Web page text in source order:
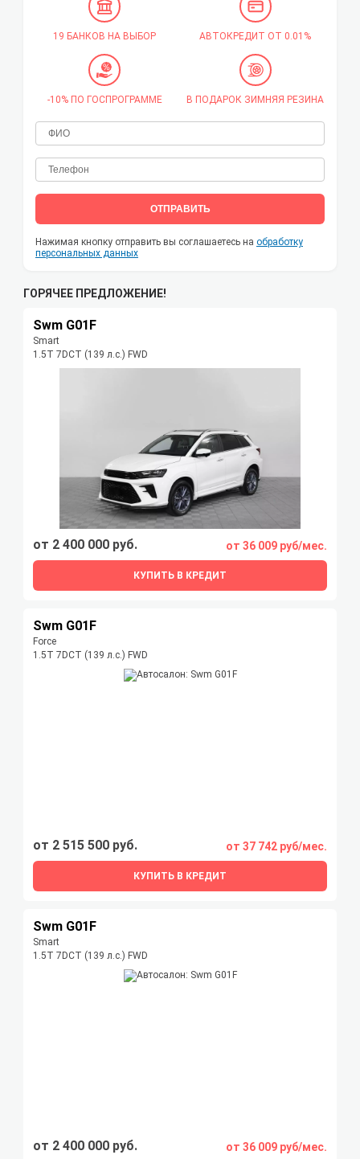
19 БАНКОВ НА ВЫБОР АВТОКРЕДИТ ОТ 0.01%
-10% ПО ГОСПРОГРАММЕ В ПОДАРОК ЗИМНЯЯ РЕЗИНА
ОТПРАВИТЬ
Нажимая кнопку отправить вы соглашаетесь на обработку
персональных данных
ГОРЯЧЕЕ ПРЕДЛОЖЕНИЕ!
Swm G01F
Smart
1.5T 7DCT (139 л.с.) FWD
от 2 400 000 руб. от 36 009 руб/мес.
КУПИТЬ В КРЕДИТ
Swm G01F
Force
1.5T 7DCT (139 л.с.) FWD
от 2 515 500 руб. от 37 742 руб/мес.
КУПИТЬ В КРЕДИТ
Swm G01F
Smart
1.5T 7DCT (139 л.с.) FWD
от 2 400 000 руб. от 36 009 руб/мес.